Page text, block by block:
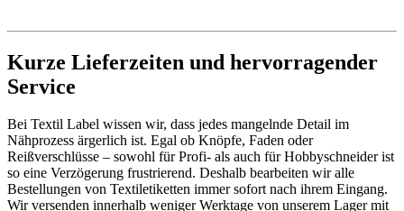
Kurze Lieferzeiten und hervorragender
Service
Bei Textil Label wissen wir, dass jedes mangelnde Detail im
Nähprozess ärgerlich ist. Egal ob Knöpfe, Faden oder
Reißverschlüsse – sowohl für Profi- als auch für Hobbyschneider ist
so eine Verzögerung frustrierend. Deshalb bearbeiten wir alle
Bestellungen von Textiletiketten immer sofort nach ihrem Eingang.
Wir versenden innerhalb weniger Werktage von unserem Lager mit